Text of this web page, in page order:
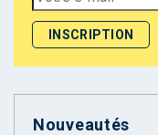
Nouveautés